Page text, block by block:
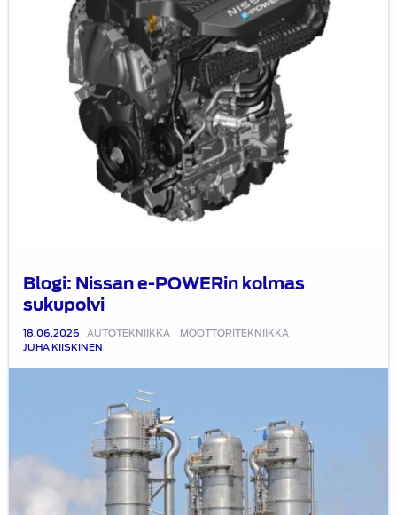
Blogi: Nissan e-POWERin kolmas
sukupolvi
18.06.2026 AUTOTEKNIIKKA
MOOTTORITEKNIIKKA
JUHA KIISKINEN
jakeluvelvoitteesta